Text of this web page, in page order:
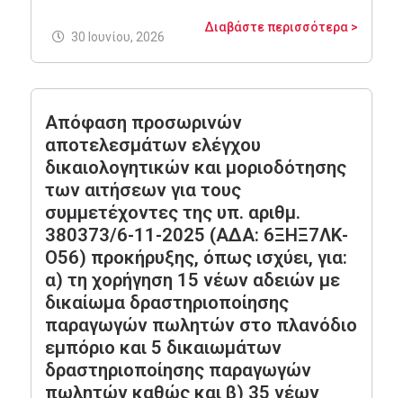
Διαβάστε περισσότερα >
30 Ιουνίου, 2026
Απόφαση προσωρινών
αποτελεσμάτων ελέγχου
δικαιολογητικών και μοριοδότησης
των αιτήσεων για τους
συμμετέχοντες της υπ. αριθμ.
380373/6-11-2025 (ΑΔΑ: 6ΞΗΞ7ΛΚ-
Ο56) προκήρυξης, όπως ισχύει, για:
α) τη χορήγηση 15 νέων αδειών με
δικαίωμα δραστηριοποίησης
παραγωγών πωλητών στο πλανόδιο
εμπόριο και 5 δικαιωμάτων
δραστηριοποίησης παραγωγών
πωλητών καθώς και β) 35 νέων